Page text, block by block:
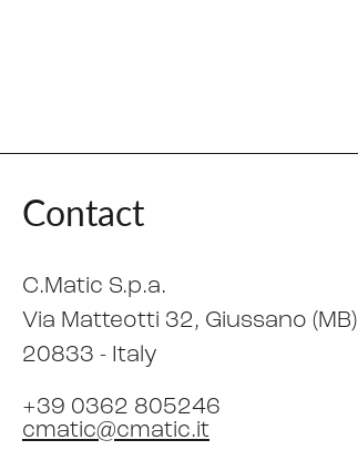
Contact
C.Matic S.p.a.
Via Matteotti 32, Giussano (MB)
20833 - Italy
+39 0362 805246
cmatic@cmatic.it